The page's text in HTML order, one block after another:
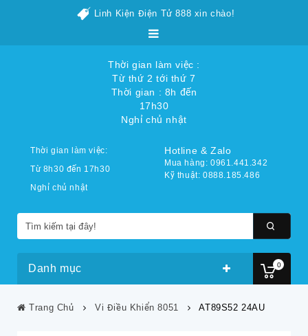
Linh Kiện Điện Tử 888 xin chào!
Thời gian làm việc :
Từ thứ 2 tới thứ 7
Thời gian : 8h đến
17h30
Nghỉ chủ nhật
0
Thời gian làm việc:
Từ 8h30 đến 17h30
Nghỉ chủ nhật
Hotline & Zalo
Mua hàng: 0961.441.342
Kỹ thuật: 0888.185.486
Danh mục
Trang Chủ Vi Điều Khiển 8051 AT89S52 24AU